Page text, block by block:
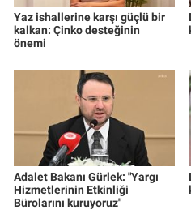
Yaz ishallerine karşı güçlü bir
kalkan: Çinko desteğinin
önemi
Adalet Bakanı Gürlek: "Yargı
Hizmetlerinin Etkinliği
Bürolarını kuruyoruz"